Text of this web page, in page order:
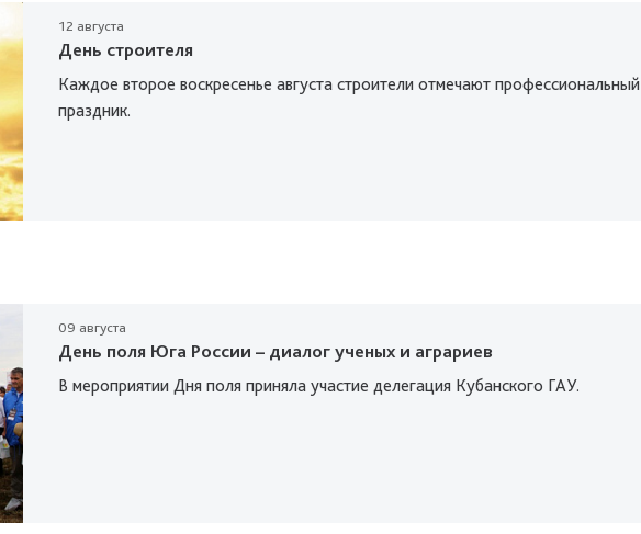
12 августа
День строителя
Каждое второе воскресенье августа строители отмечают профессиональный
праздник.
09 августа
День поля Юга России – диалог ученых и аграриев
В мероприятии Дня поля приняла участие делегация Кубанского ГАУ.